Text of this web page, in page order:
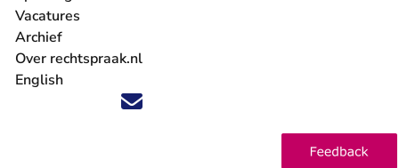
Volg ons op X (Twitter) - U verlaat Rechtspraak.nl
Volg ons op Facebook - U verlaat Rechtspraak.nl
Volg ons op Instagram - U verlaat Rechtspraak.nl
Volg ons op Youtube - U verlaat Rechtspraak.nl
Volg ons op LinkedIn - U verlaat
'Blijf op de hoogte' nieuwsbrief - U verlaat
Vacatures
- U verlaat Rechtspraak.nl
Archief
Over rechtspraak.nl
English